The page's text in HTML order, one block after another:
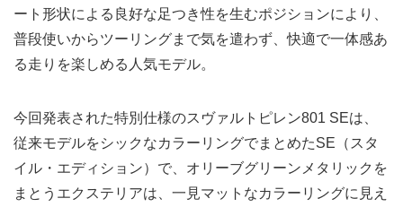
ート形状による良好な足つき性を生むポジションにより、
普段使いからツーリングまで気を遣わず、快適で一体感あ
る走りを楽しめる人気モデル。
今回発表された特別仕様のスヴァルトピレン801 SEは、
従来モデルをシックなカラーリングでまとめたSE（スタ
イル・エディション）で、オリーブグリーンメタリックを
まとうエクステリアは、一見マットなカラーリングに見え